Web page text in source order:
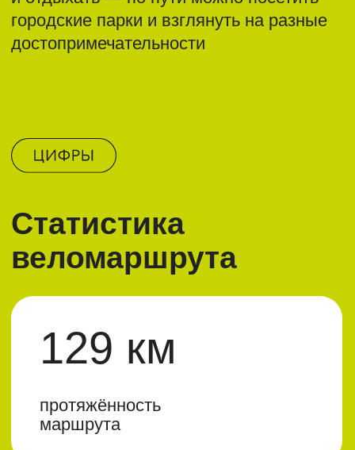
129 км
24 парка
веломаршрут
>100 тыс.
велосипедисты по «Зелёному
кольцу» в 2024 году